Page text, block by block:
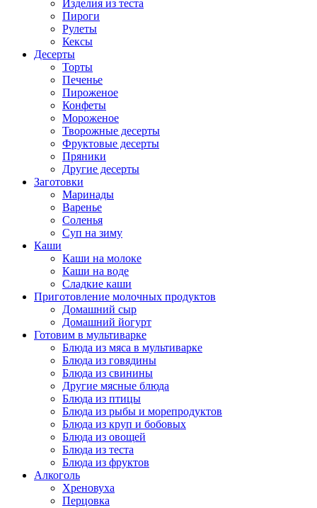
Изделия из теста
Пироги
Рулеты
Кексы
Десерты
Торты
Печенье
Пироженое
Конфеты
Мороженое
Творожные десерты
Фруктовые десерты
Пряники
Другие десерты
Заготовки
Маринады
Варенье
Соленья
Суп на зиму
Каши
Каши на молоке
Каши на воде
Сладкие каши
Приготовление молочных продуктов
Домашний сыр
Домашний йогурт
Готовим в мультиварке
Блюда из мяса в мультиварке
Блюда из говядины
Блюда из свинины
Другие мясные блюда
Блюда из птицы
Блюда из рыбы и морепродуктов
Блюда из круп и бобовых
Блюда из овощей
Блюда из теста
Блюда из фруктов
Алкоголь
Хреновуха
Перцовка